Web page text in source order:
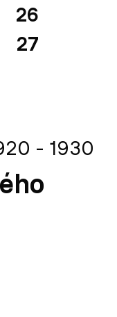
26
27
- 1930